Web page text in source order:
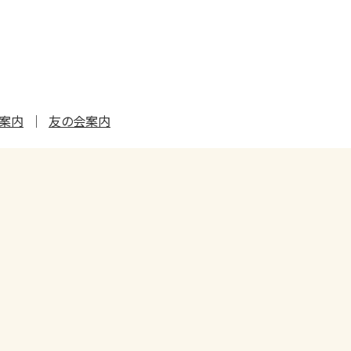
内 友の会案内